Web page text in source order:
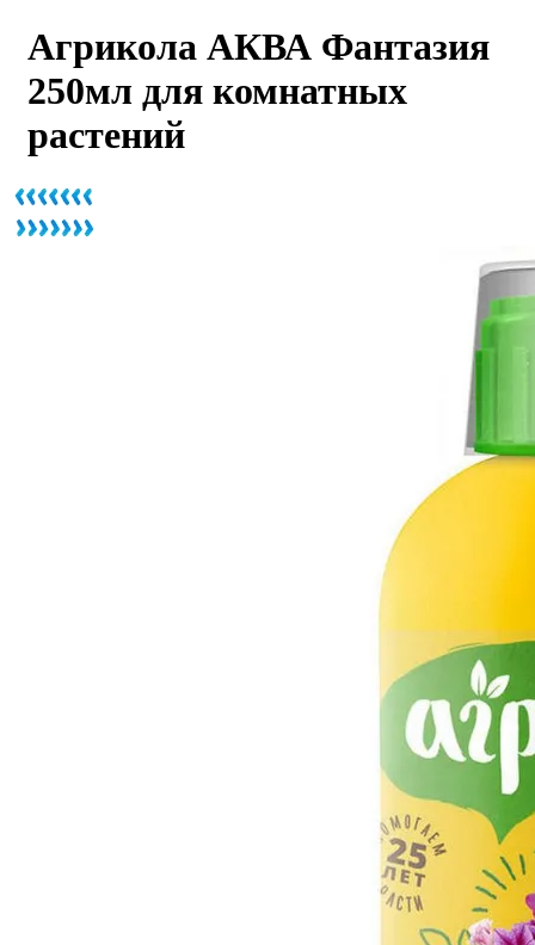
Агрикола АКВА Фантазия
250мл для комнатных
растений